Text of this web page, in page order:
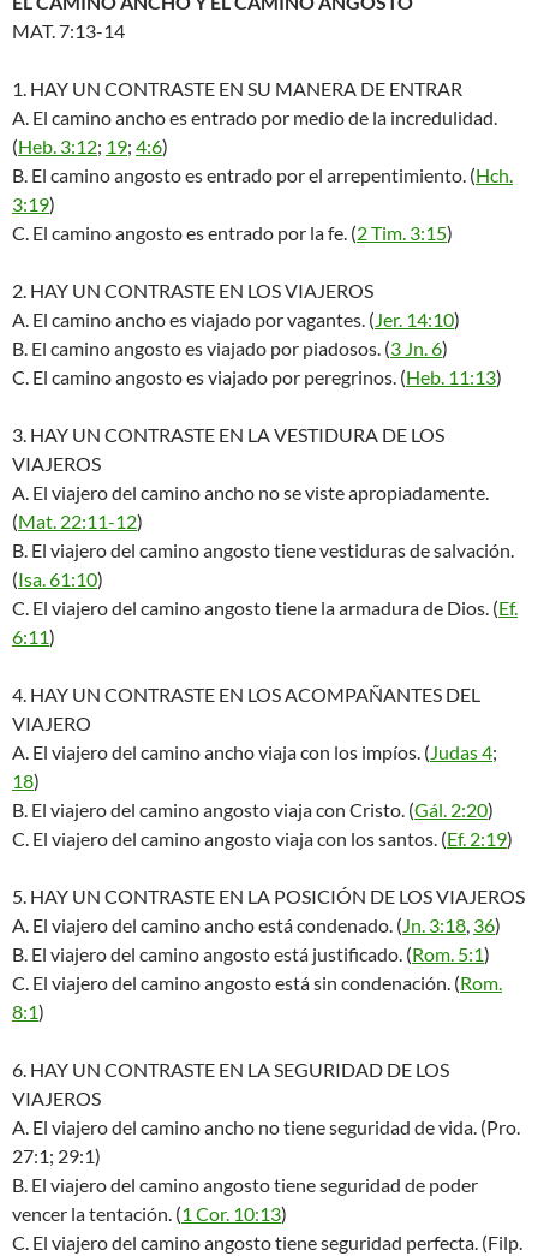
MAT. 7:13-14
1. HAY UN CONTRASTE EN SU MANERA DE ENTRAR
A. El camino ancho es entrado por medio de la incredulidad.
(Heb. 3:12; 19; 4:6)
B. El camino angosto es entrado por el arrepentimiento. (Hch.
3:19)
C. El camino angosto es entrado por la fe. (2 Tim. 3:15)
2. HAY UN CONTRASTE EN LOS VIAJEROS
A. El camino ancho es viajado por vagantes. (Jer. 14:10)
B. El camino angosto es viajado por piadosos. (3 Jn. 6)
C. El camino angosto es viajado por peregrinos. (Heb. 11:13)
3. HAY UN CONTRASTE EN LA VESTIDURA DE LOS
VIAJEROS
A. El viajero del camino ancho no se viste apropiadamente.
(Mat. 22:11-12)
B. El viajero del camino angosto tiene vestiduras de salvación.
(Isa. 61:10)
C. El viajero del camino angosto tiene la armadura de Dios. (Ef.
6:11)
4. HAY UN CONTRASTE EN LOS ACOMPAÑANTES DEL
VIAJERO
A. El viajero del camino ancho viaja con los impíos. (Judas 4;
18)
B. El viajero del camino angosto viaja con Cristo. (Gál. 2:20)
C. El viajero del camino angosto viaja con los santos. (Ef. 2:19)
5. HAY UN CONTRASTE EN LA POSICIÓN DE LOS VIAJEROS
A. El viajero del camino ancho está condenado. (Jn. 3:18, 36)
B. El viajero del camino angosto está justificado. (Rom. 5:1)
C. El viajero del camino angosto está sin condenación. (Rom.
8:1)
6. HAY UN CONTRASTE EN LA SEGURIDAD DE LOS
VIAJEROS
A. El viajero del camino ancho no tiene seguridad de vida. (Pro.
27:1; 29:1)
B. El viajero del camino angosto tiene seguridad de poder
vencer la tentación. (1 Cor. 10:13)
C. El viajero del camino angosto tiene seguridad perfecta. (Filp.